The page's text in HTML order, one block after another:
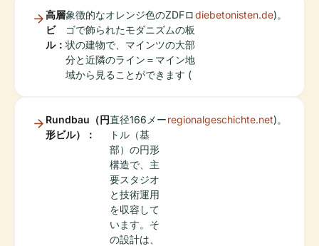
高層
ビ
ル：
象徴的なオレンジ色のZDFロ
ゴで飾られたモダニズムの板
状の建物で、マインツの大部
分と近隣のライン＝マイン地
域から見ることができます (
diebetonisten.de)。
Rundbau（円
形ビル）：
直径166メー
トル（基
部）の円形
構造で、主
要スタジオ
と技術運用
を収容して
います。そ
の設計は、
regionalgeschichte.net)。